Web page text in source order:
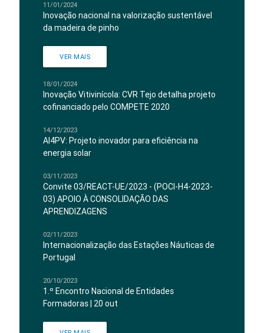
11/01/2024
Inovação nacional na valorização sustentável
da madeira de pinho
VER MAIS
18/01/2024
Inovação Vitivinícola: CVR Tejo detalha projeto
cofinanciado pelo COMPETE 2020
14/12/2023
AI4PV: Projeto inovador para eficiência na
energia solar
03/11/2023
Convite 03/REACT-UE/2023 - (POCI-H4-2023-
03) APOIO À CONSOLIDAÇÃO DAS
APRENDIZAGENS
02/11/2023
Internacionalização das Estações Náuticas de
Portugal
20/10/2023
1.º Encontro Nacional de Entidades
Formadoras | 20 out